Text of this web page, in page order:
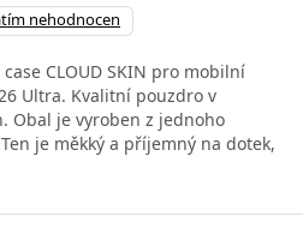
nehodnocen
CLOUD SKIN pro mobilní
Ultra. Kvalitní pouzdro v
Obal je vyroben z jednoho
je měkký a příjemný na dotek,